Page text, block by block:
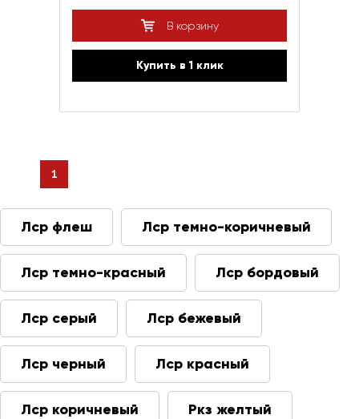
В корзину
Купить в 1 клик
1
Лср флеш Лср темно-коричневый
Лср темно-красный Лср бордовый
Лср серый Лср бежевый
Лср черный Лср красный
Лср коричневый Ркз желтый